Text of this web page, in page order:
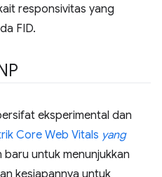
responsivitas yang
FID.
eksperimental dan
Core Web Vitals yang
baru untuk menunjukkan
kesiapannya untuk